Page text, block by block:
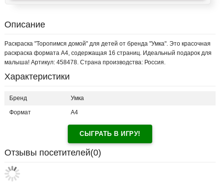
Описание
Раскраска "Торопимся домой" для детей от бренда "Умка". Это красочная
раскраска формата А4, содержащая 16 страниц. Идеальный подарок для
малыша! Артикул: 458478. Страна производства: Россия.
Характеристики
Бренд Умка
Формат A4
СЫГРАТЬ В ИГРУ!
Отзывы посетителей(0)